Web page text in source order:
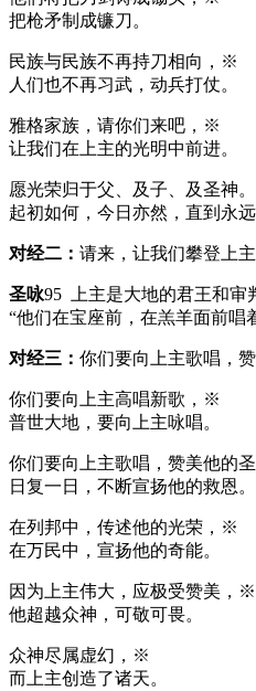
把枪矛制成镰刀。
民族与民族不再持刀相向，※
人们也不再习武，动兵打仗。
雅格家族，请你们来吧，※
让我们在上主的光明中前进。
愿光荣归于父、及子、及圣神
起初如何，今日亦然，直到永远
对经二： 请来，让我们攀登上主
圣咏95 上主是大地的君王和审
“他们在宝座前，在羔羊面前唱
对经三： 你们要向上主歌唱，赞
你们要向上主高唱新歌，※
普世大地，要向上主咏唱。
你们要向上主歌唱，赞美他的
日复一日，不断宣扬他的救恩。
在列邦中，传述他的光荣，※
在万民中，宣扬他的奇能。
因为上主伟大，应极受赞美，※
他超越众神，可敬可畏。
众神尽属虚幻，※
而上主创造了诸天。